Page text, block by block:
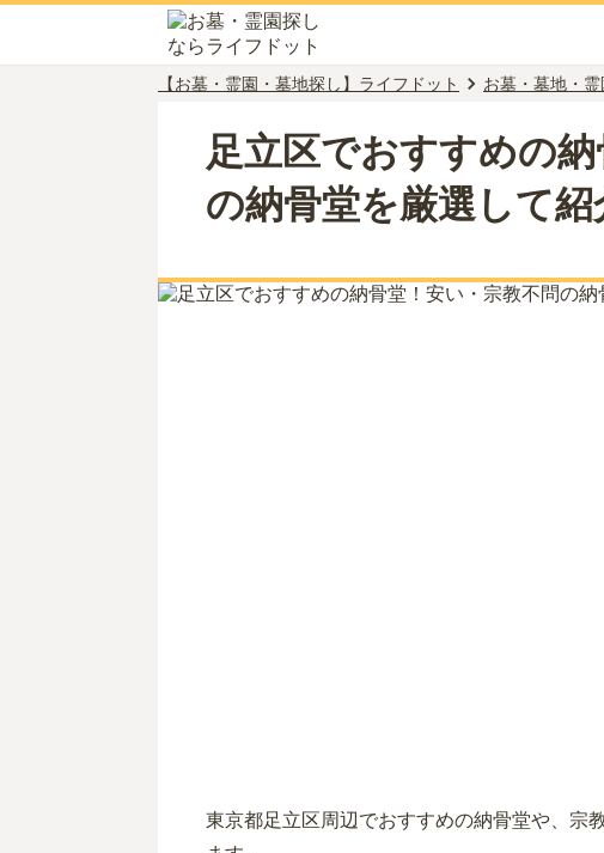
【お墓・霊園・墓地探し】ライフドット お墓・墓地・霊
足立区でおすすめの
の納骨堂を厳選して紹
東京都足立区周辺でおすすめの納骨堂や、宗